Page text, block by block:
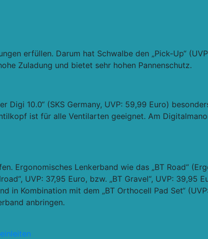
erfüllen. Darum hat Schwalbe den „Pick-Up“
Zuladung und bietet sehr hohen Pannenschutz.
Digi 10.0“ (SKS Germany, UVP: 59,99 Euro)
ist für alle Ventilarten geeignet. Am
Ergonomisches Lenkerband wie das „BT Road“
UVP: 37,95 Euro, bzw. „BT Gravel“, UVP: 39,95
in Kombination mit dem „BT Orthocell Pad Set“
anbringen.